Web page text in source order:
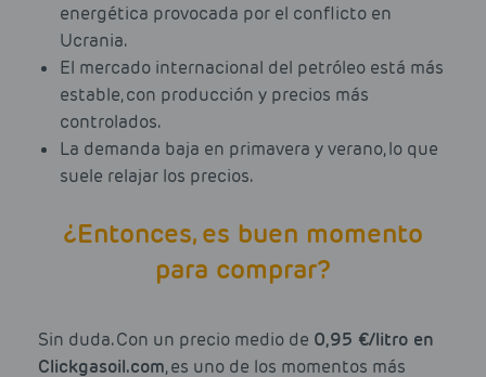
energética provocada por el conflicto en
Ucrania.
El mercado internacional del petróleo está más
estable, con producción y precios más
controlados.
La demanda baja en primavera y verano, lo que
suele relajar los precios.
¿Entonces, es buen momento
para comprar?
Sin duda. Con un precio medio de 0,95 €/litro en
Clickgasoil.com, es uno de los momentos más